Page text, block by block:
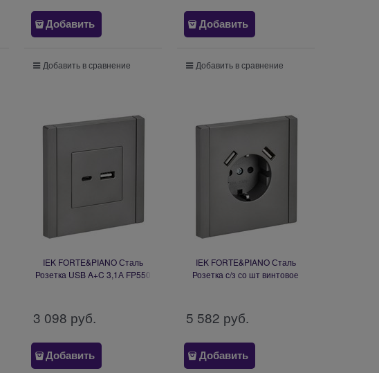
Добавить
Добавить в сравнение
Добавить
Добавить в сравнение
IEK FORTE&PIANO Сталь
Розетка USB A+C 3,1А FP550
3 098 руб.
Добавить
IEK FORTE&PIANO Сталь
Розетка с/з со шт винтовое
5 582 руб.
Добавить